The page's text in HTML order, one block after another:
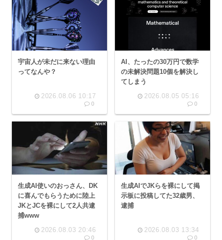
宇宙人が未だに来ない理由
ってなんや？
2026.08.06 10:17
0
AI、たったの30万円で数学
の未解決問題10個を解決し
てしまう
2026.08.05 05:16
0
生成AI使いのおっさん、DK
に喜んでもらうために陸上
JKとJCを裸にして2人共逮
捕www
2026.08.03 20:46
0
生成AIでJKらを裸にして掲
示板に投稿してた32歳男、
逮捕
2026.08.03 13:34
0